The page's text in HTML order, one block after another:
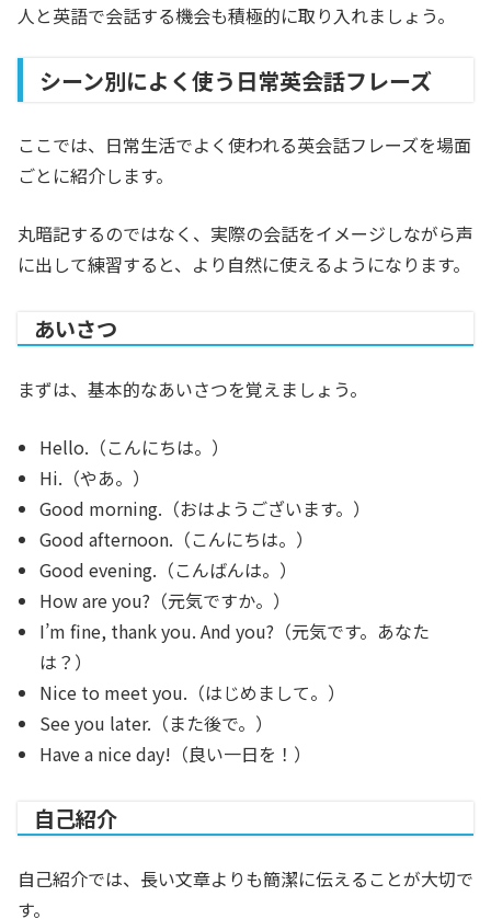
人と英語で会話する機会も積極的に取り入れましょう。
シーン別によく使う日常英会話フレーズ
ここでは、日常生活でよく使われる英会話フレーズを場面
ごとに紹介します。
丸暗記するのではなく、実際の会話をイメージしながら声
に出して練習すると、より自然に使えるようになります。
あいさつ
まずは、基本的なあいさつを覚えましょう。
Hello.（こんにちは。）
Hi.（やあ。）
Good morning.（おはようございます。）
Good afternoon.（こんにちは。）
Good evening.（こんばんは。）
How are you?（元気ですか。）
I’m fine, thank you. And you?（元気です。あなた
は？）
Nice to meet you.（はじめまして。）
See you later.（また後で。）
Have a nice day!（良い一日を！）
自己紹介
自己紹介では、長い文章よりも簡潔に伝えることが大切で
す。